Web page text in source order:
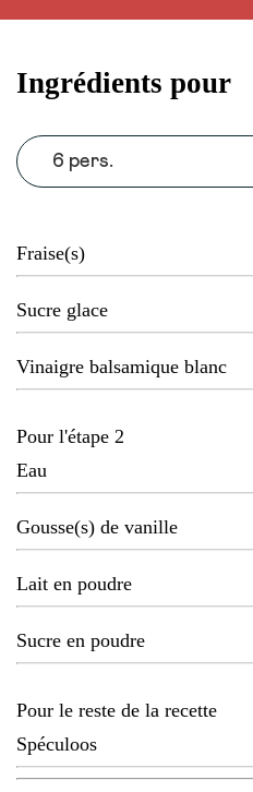
Ingrédients pour
6 pers.
Fraise(s)
Sucre glace
Vinaigre balsamique blanc
Pour l'étape 2
Eau
Gousse(s) de vanille
Lait en poudre
Sucre en poudre
Pour le reste de la recette
Spéculoos